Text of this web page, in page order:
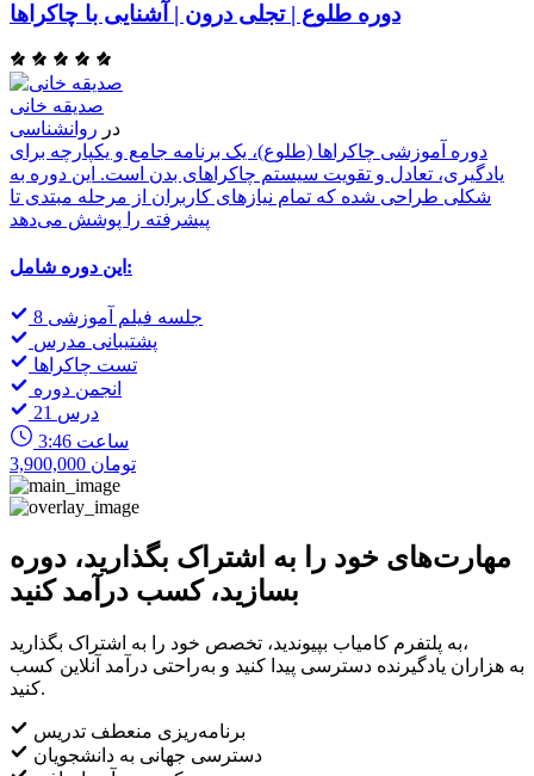
دوره طلوع | تجلی درون | آشنایی با چاکراها
صدیقه خانی
در روانشناسی
دوره آموزشی چاکراها (طلوع)، یک برنامه جامع و یکپارچه برای
یادگیری، تعادل و تقویت سیستم چاکراهای بدن است. این دوره به
شکلی طراحی شده که تمام نیازهای کاربران از مرحله مبتدی تا
پیشرفته را پوشش می‌دهد
این دوره شامل:
8 جلسه فیلم آموزشی
پشتیبانی مدرس
تست چاکراها
انجمن دوره
21 درس
3:46 ساعت
3,900,000 تومان
مهارت‌های خود را به اشتراک بگذارید، دوره
بسازید، کسب درآمد کنید
به پلتفرم کامیاب بپیوندید، تخصص خود را به اشتراک بگذارید،
به هزاران یادگیرنده دسترسی پیدا کنید و به‌راحتی درآمد آنلاین کسب
کنید.
برنامه‌ریزی منعطف تدریس
دسترسی جهانی به دانشجویان